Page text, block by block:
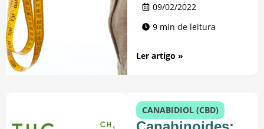
09/02/2022
9 min de leitura
Ler artigo »
CANABIDIOL (CBD)